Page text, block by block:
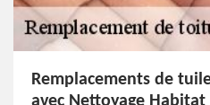
Remplacements de
avec Nettoyage Habitat